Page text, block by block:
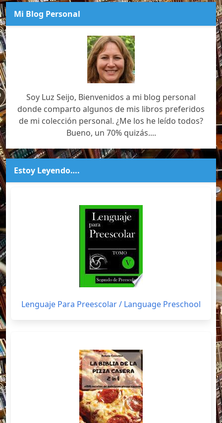
Mi Blog Personal
Soy Luz Seijo, Bienvenidos a mi blog personal
donde comparto algunos de mis libros preferidos
de mi colección personal. ¿Me los he leído todos?
Bueno, un 70% quizás....
Estoy Leyendo….
Lenguaje Para Preescolar / Language Preschool